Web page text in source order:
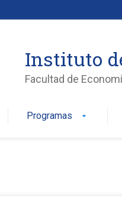
Instituto
Facultad de
Programas arrow_drop_down